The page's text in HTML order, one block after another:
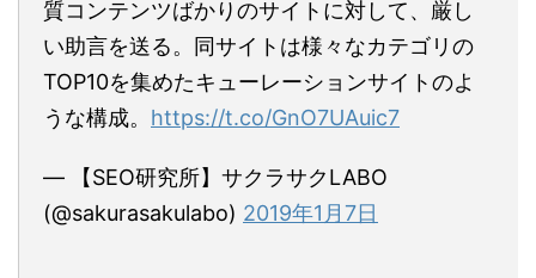
質コンテンツばかりのサイトに対して、厳し
い助言を送る。同サイトは様々なカテゴリの
TOP10を集めたキューレーションサイトのよ
うな構成。 https://t.co/GnO7UAuic7
— 【SEO研究所】サクラサクLABO
(@sakurasakulabo) 2019年1月7日